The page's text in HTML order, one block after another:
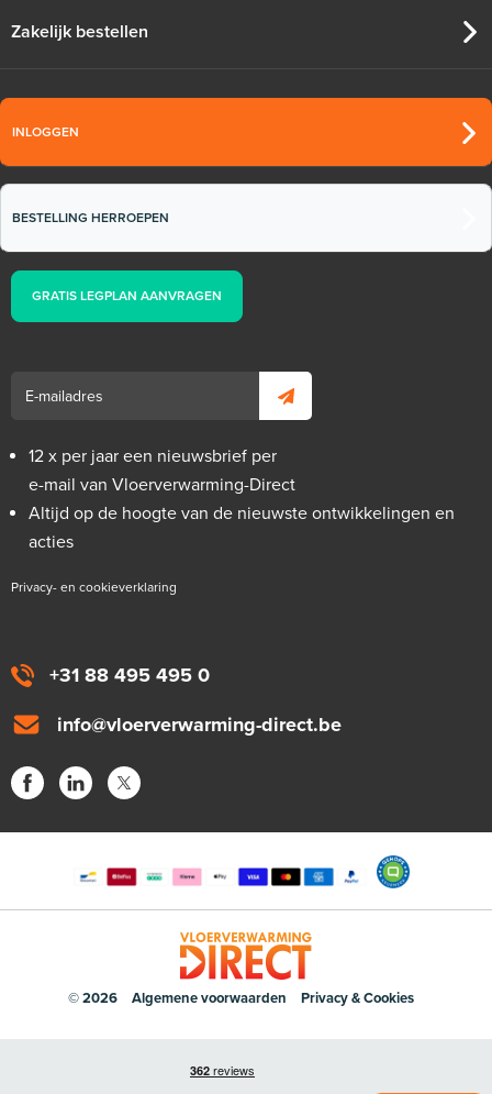
+31 88 495 495 0
info@vloerverwarming-direct.be
Zakelijk bestellen
INLOGGEN
BESTELLING HERROEPEN
GRATIS LEGPLAN AANVRAGEN
12 x per jaar een nieuwsbrief per
e-mail van Vloerverwarming-Direct
Altijd op de hoogte van de nieuwste ontwikkelingen en
acties
Privacy- en cookieverklaring
© 2026 Algemene voorwaarden Privacy & Cookies